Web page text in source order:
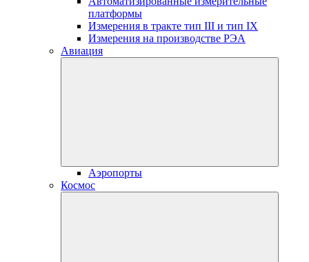
платформы
Измерения в тракте тип III и тип IX
Измерения на производстве РЭА
Авиация
Аэропорты
Космос